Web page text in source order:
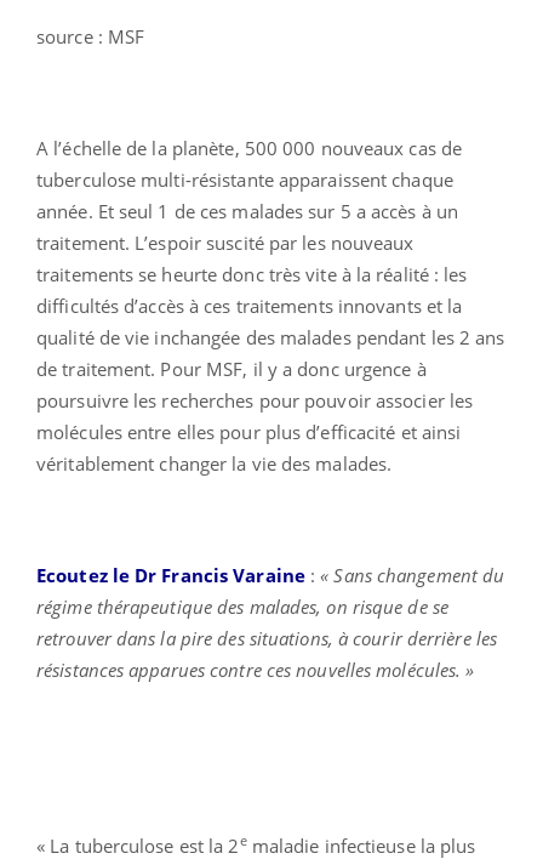
source : MSF
A l’échelle de la planète, 500 000 nouveaux cas de
tuberculose multi-résistante apparaissent chaque
année. Et seul 1 de ces malades sur 5 a accès à un
traitement. L’espoir suscité par les nouveaux
traitements se heurte donc très vite à la réalité : les
difficultés d’accès à ces traitements innovants et la
qualité de vie inchangée des malades pendant les 2 ans
de traitement. Pour MSF, il y a donc urgence à
poursuivre les recherches pour pouvoir associer les
molécules entre elles pour plus d’efficacité et ainsi
véritablement changer la vie des malades.
Ecoutez le Dr Francis Varaine :« Sans changement du
régime thérapeutique des malades, on risque de se
retrouver dans la pire des situations, à courir derrière les
résistances apparues contre ces nouvelles molécules. »
« La tuberculose est la 2emaladie infectieuse la plus